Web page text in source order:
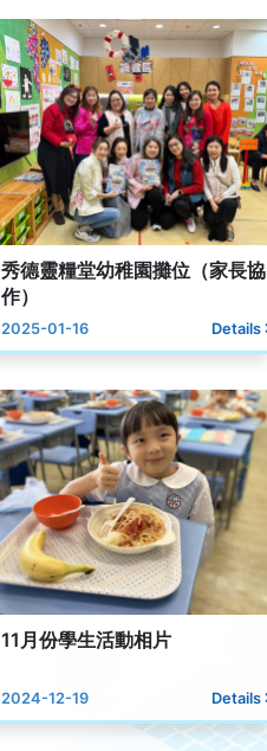
秀德靈糧堂幼稚園攤位（家長協
作）
2025-01-16 Details
11月份學生活動相片
2024-12-19 Details